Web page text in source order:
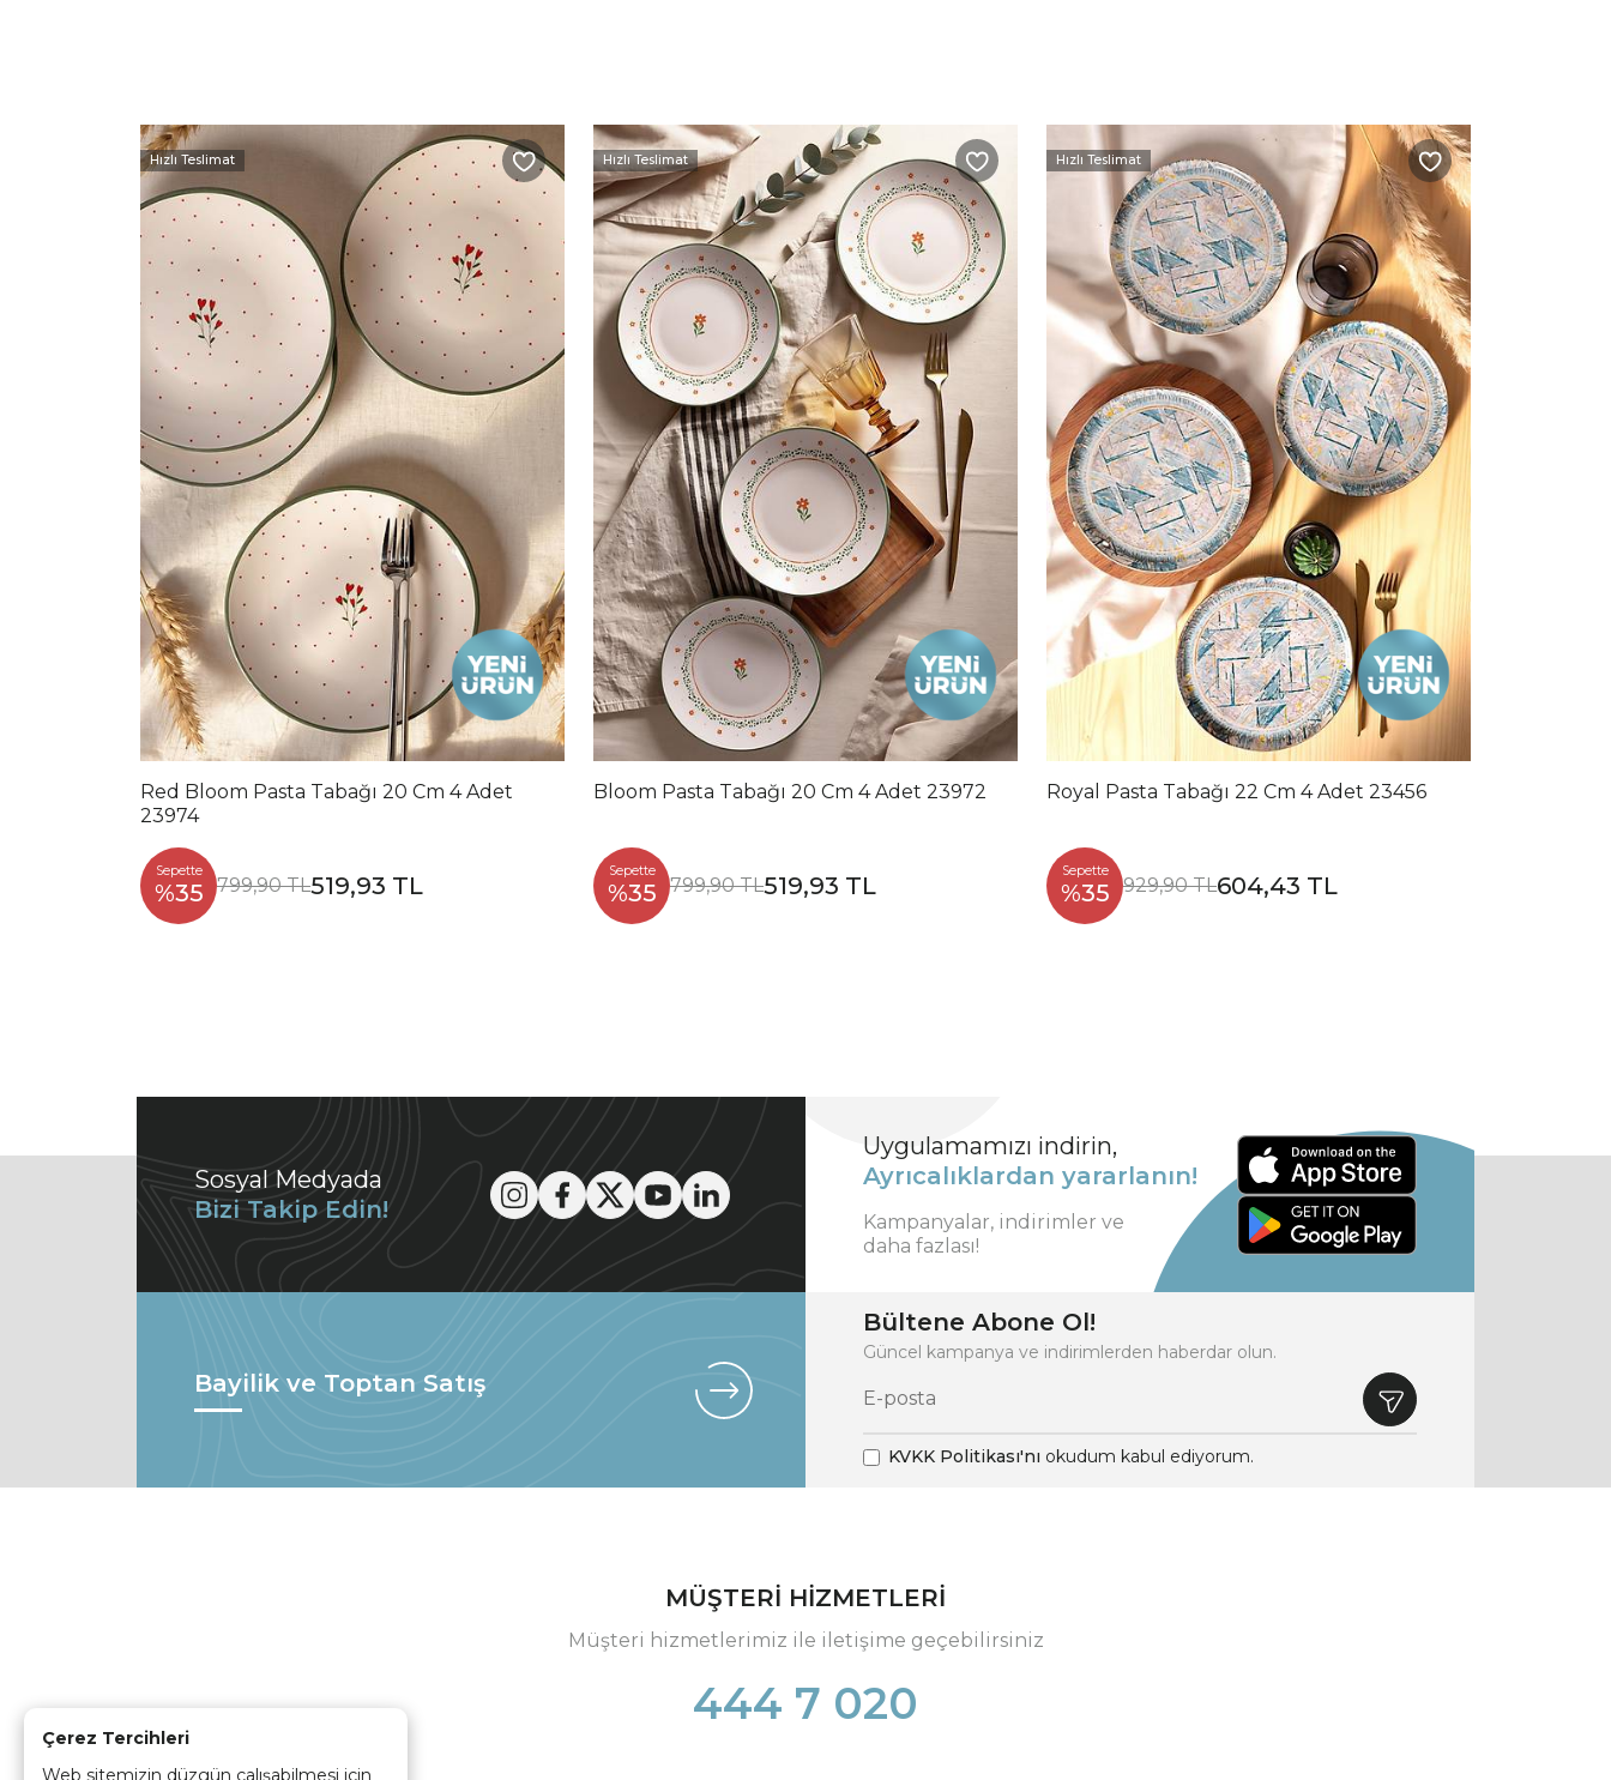
Çerez Tercihleri
Web sitemizin düzgün çalışabilmesi için
Hızlı Teslimat
Red Bloom Pasta Tabağı 20 Cm 4 Adet
23974
Sepette
%35 799,90 TL519,93 TL
Hızlı Teslimat
Bloom Pasta Tabağı 20 Cm 4 Adet 23972
Sepette
%35 799,90 TL519,93 TL
Hızlı Teslimat
Royal Pasta Tabağı 22 Cm 4 Adet 23456
Sepette
%35 929,90 TL604,43 TL
Sosyal Medyada
Bizi Takip Edin!
Uygulamamızı indirin,
Ayrıcalıklardan yararlanın!
Kampanyalar, indirimler ve
daha fazlası!
Bayilik ve Toptan Satış
Bültene Abone Ol!
Güncel kampanya ve indirimlerden haberdar olun.
KVKK Politikası'nı okudum kabul ediyorum.
MÜŞTERİ HİZMETLERİ
Müşteri hizmetlerimiz ile iletişime geçebilirsiniz
444 7 020